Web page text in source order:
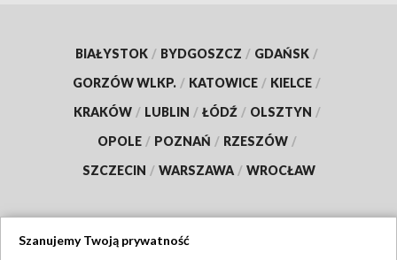
BIAŁYSTOK / BYDGOSZCZ / GDAŃSK /
GORZÓW WLKP. / KATOWICE / KIELCE /
KRAKÓW / LUBLIN / ŁÓDŹ / OLSZTYN /
OPOLE / POZNAŃ / RZESZÓW /
SZCZECIN / WARSZAWA / WROCŁAW
Szanujemy Twoją prywatność